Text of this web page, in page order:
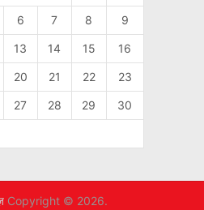
6 7 8 9
13 14 15 16
20 21 22 23
27 28 29 30
Copyright © 2026.